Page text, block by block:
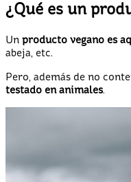
¿Qué es un
Un producto vegano es
abeja, etc.
Pero, además de no
testado en animales.